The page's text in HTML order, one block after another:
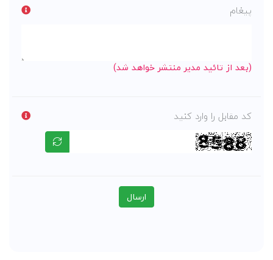
پیغام
(بعد از تائید مدیر منتشر خواهد شد)
کد مقابل را وارد کنید
ارسال